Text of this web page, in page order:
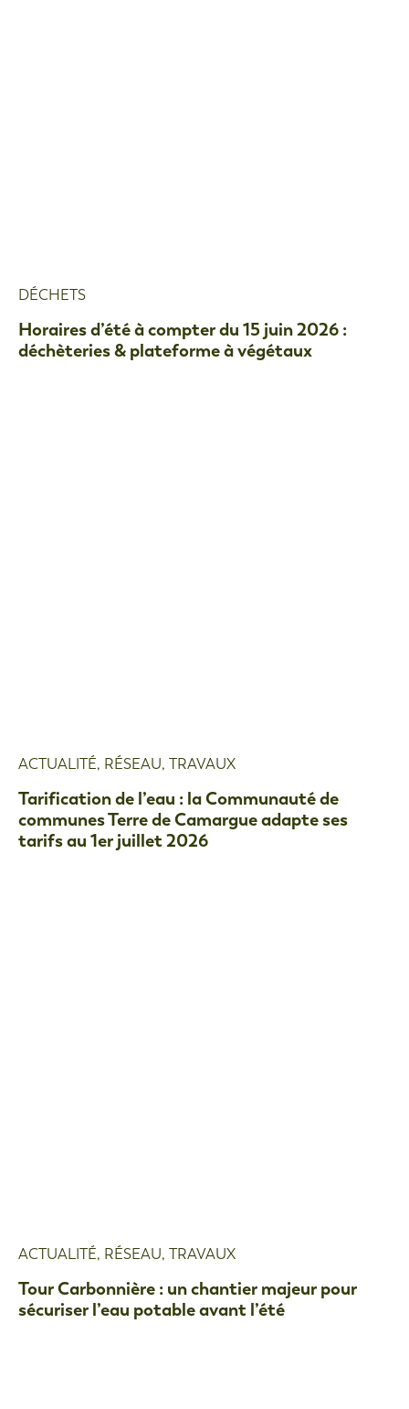
DÉCHETS
Horaires d’été à compter du 15 juin 2026 :
déchèteries & plateforme à végétaux
ACTUALITÉ, RÉSEAU, TRAVAUX
Tarification de l’eau : la Communauté de
communes Terre de Camargue adapte ses
tarifs au 1er juillet 2026
ACTUALITÉ, RÉSEAU, TRAVAUX
Tour Carbonnière : un chantier majeur pour
sécuriser l’eau potable avant l’été